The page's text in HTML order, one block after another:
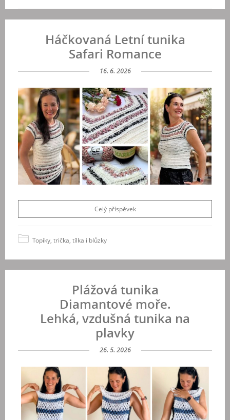
Háčkovaná Letní tunika
Safari Romance
16. 6. 2026
Celý příspěvek
Topíky, trička, tílka i blůzky
Plážová tunika
Diamantové moře.
Lehká, vzdušná tunika na
plavky
26. 5. 2026